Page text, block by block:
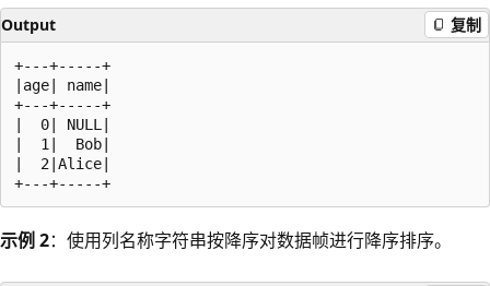
Output 复制
+---+-----+
|age| name|
+---+-----+
|  0| NULL|
|  1|  Bob|
|  2|Alice|
示例 2：使用列名称字符串按降序对数据帧进行降序排序。